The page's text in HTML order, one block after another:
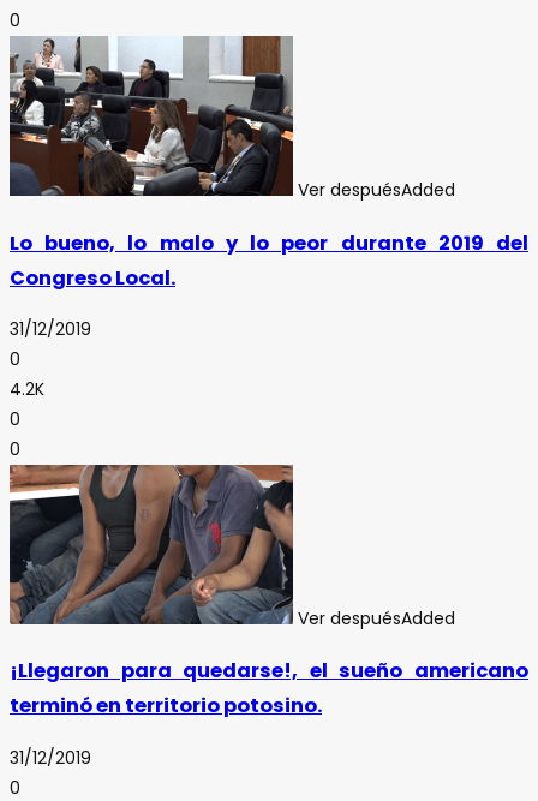
0
Ver despuésAdded
Lo bueno, lo malo y lo peor durante 2019 del
Congreso Local.
31/12/2019
0
4.2K
0
0
Ver despuésAdded
¡Llegaron para quedarse!, el sueño americano
terminó en territorio potosino.
31/12/2019
0